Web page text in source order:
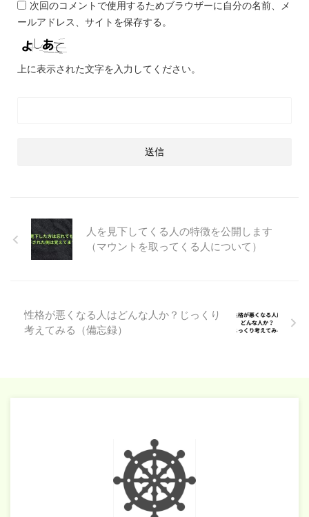
次回のコメントで使用するためブラウザーに自分の名前、メ
ールアドレス、サイトを保存する。
上に表示された文字を入力してください。
人を見下してくる人の特徴を公開します
（マウントを取ってくる人について）
性格が悪くなる人はどんな人か？じっくり
考えてみる（備忘録）